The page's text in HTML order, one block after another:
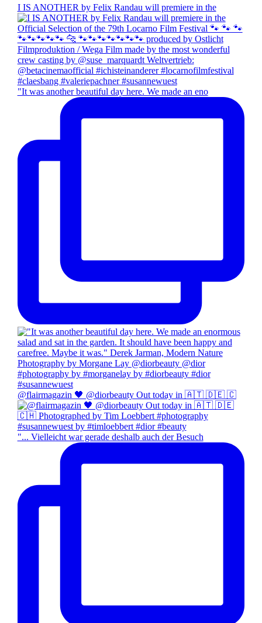
I IS ANOTHER by Felix Randau will premiere in the
"It was another beautiful day here. We made an eno
@flairmagazin 🖤 @diorbeauty Out today in 🇦🇹 🇩🇪 🇨
"... Vielleicht war gerade deshalb auch der Besuch